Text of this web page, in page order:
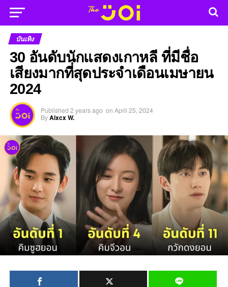
บันเทิง
30 อันดับนักแสดงเกาหลี ที่มีชื่อ
เสียงมากที่สุดประจำเดือนเมษายน
2024
Published 2 years ago on April 25, 2024
ByAlxcx W.